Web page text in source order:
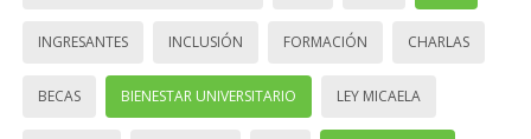
INGRESANTES INCLUSIÓN FORMACIÓN CHARLAS
BECAS BIENESTAR UNIVERSITARIO LEY MICAELA